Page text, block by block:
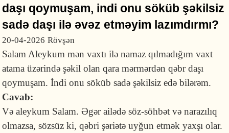
daşı qoymuşam, indi onu söküb şəkilsiz
sadə daşı ilə əvəz etməyim lazımdırmı?
20-04-2026 Rövşən
Salam Aleykum mən vaxtı ilə namaz qılmadığım vaxt
atama üzərində şəkil olan qara mərmərdən qəbr daşı
qoymuşam. İndi onu söküb sadə şəkilsiz edə bilərəm.
Cavab:
Və aleykum Salam. Əgər ailədə söz-söhbət və narazılıq
olmazsa, sözsüz ki, qəbri şəriətə uyğun etmək yaxşı olar.